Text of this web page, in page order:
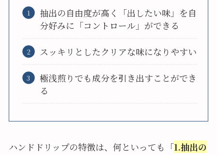
抽出の自由度が高く「出したい味」を自
分好みに「コントロール」ができる
スッキリとしたクリアな味になりやすい
極浅煎りでも成分を引き出すことができ
る
ハンドドリップの特徴は、何といっても「1.抽出の